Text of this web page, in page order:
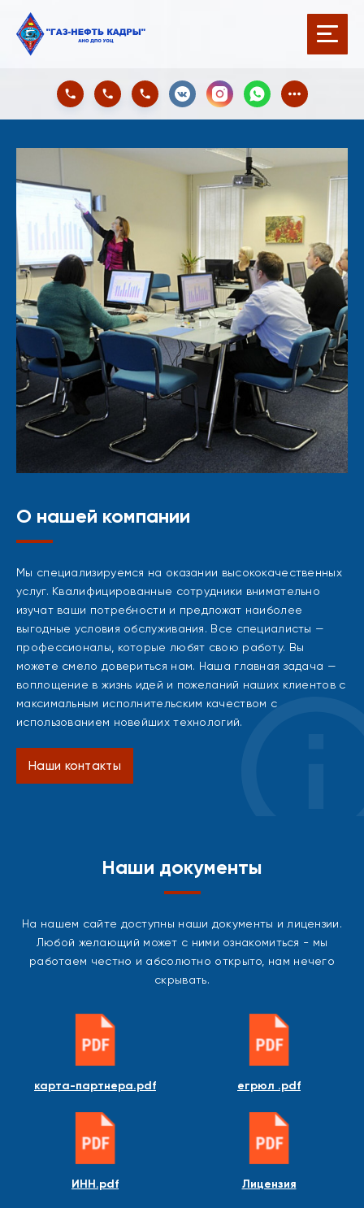
О нашей компании
Мы специализируемся на оказании высококачественных
услуг. Квалифицированные сотрудники внимательно
изучат ваши потребности и предложат наиболее
выгодные условия обслуживания. Все специалисты —
профессионалы, которые любят свою работу. Вы
можете смело довериться нам. Наша главная задача —
воплощение в жизнь идей и пожеланий наших клиентов с
максимальным исполнительским качеством с
использованием новейших технологий.
Наши контакты
Наши документы
На нашем сайте доступны наши документы и лицензии.
Любой желающий может с ними ознакомиться - мы
работаем честно и абсолютно открыто, нам нечего
скрывать.
карта-партнера.pdf егрюл .pdf
ИНН.pdf Лицензия